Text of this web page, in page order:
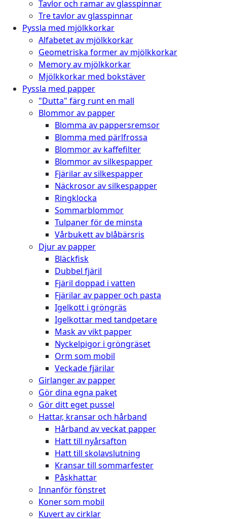
Tavlor och ramar av glasspinnar
Tre tavlor av glasspinnar
Pyssla med mjölkkorkar
Alfabetet av mjölkkorkar
Geometriska former av mjölkkorkar
Memory av mjölkkorkar
Mjölkkorkar med bokstäver
Pyssla med papper
"Dutta" färg runt en mall
Blommor av papper
Blomma av pappersremsor
Blomma med pärlfrossa
Blommor av kaffefilter
Blommor av silkespapper
Fjärilar av silkespapper
Näckrosor av silkespapper
Ringklocka
Sommarblommor
Tulpaner för de minsta
Vårbukett av blåbärsris
Djur av papper
Bläckfisk
Dubbel fjäril
Fjäril doppad i vatten
Fjärilar av papper och pasta
Igelkott i gröngräs
Igelkottar med tandpetare
Mask av vikt papper
Nyckelpigor i gröngräset
Orm som mobil
Veckade fjärilar
Girlanger av papper
Gör dina egna paket
Gör ditt eget pussel
Hattar, kransar och hårband
Hårband av veckat papper
Hatt till nyårsafton
Hatt till skolavslutning
Kransar till sommarfester
Påskhattar
Innanför fönstret
Koner som mobil
Kuvert av cirklar